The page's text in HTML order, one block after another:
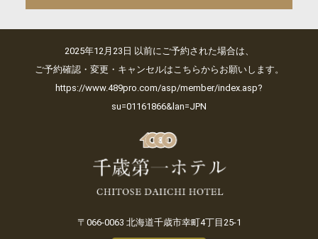
2025年12月23日 以前にご予約された場合は、
ご予約確認・変更・キャンセルはこちらからお願いします。
https://www.489pro.com/asp/member/index.asp?
su=01161866&lan=JPN
〒066-0063 北海道千歳市幸町4丁目25-1